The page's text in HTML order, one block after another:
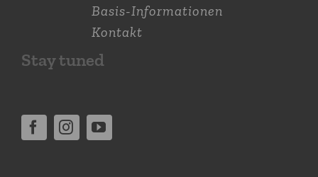
Basis-Informationen
Kontakt
Stay tuned